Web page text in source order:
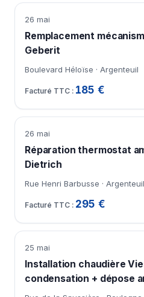
26 mai
Remplacement
Geberit
Boulevard Héloïse · Argenteuil
185 €
26 mai
Réparation thermostat
Dietrich
Rue Henri Barbusse · Argenteuil
295 €
25 mai
Installation chaudière
condensation + dépose